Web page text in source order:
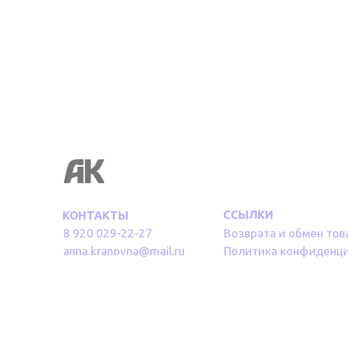
КОНТАКТЫ
8 920 029-22-27
anna.kranovna@mail.ru
ССЫЛКИ
Возврата и обмен
Политика